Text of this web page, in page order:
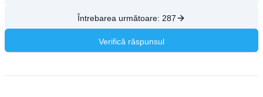
Întrebarea următoare: 287
Verifică răspunsul